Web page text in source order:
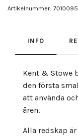
Artikelnummer:
INFO
Kent & Stowe
den första
att använda
åren.
Alla redskap